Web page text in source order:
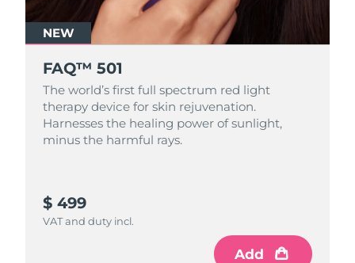
NEW
FAQ™ 501
The world’s first full spectrum red light
therapy device for skin rejuvenation.
Harnesses the healing power of sunlight,
minus the harmful rays.
$ 499
VAT and duty incl.
Add